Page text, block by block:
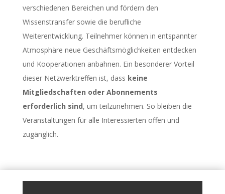
verschiedenen Bereichen und fördern den
Wissenstransfer sowie die berufliche
Weiterentwicklung. Teilnehmer können in entspannter
Atmosphäre neue Geschäftsmöglichkeiten entdecken
und Kooperationen anbahnen. Ein besonderer Vorteil
dieser Netzwerktreffen ist, dass keine
Mitgliedschaften oder Abonnements
erforderlich sind, um teilzunehmen. So bleiben die
Veranstaltungen für alle Interessierten offen und
zugänglich.